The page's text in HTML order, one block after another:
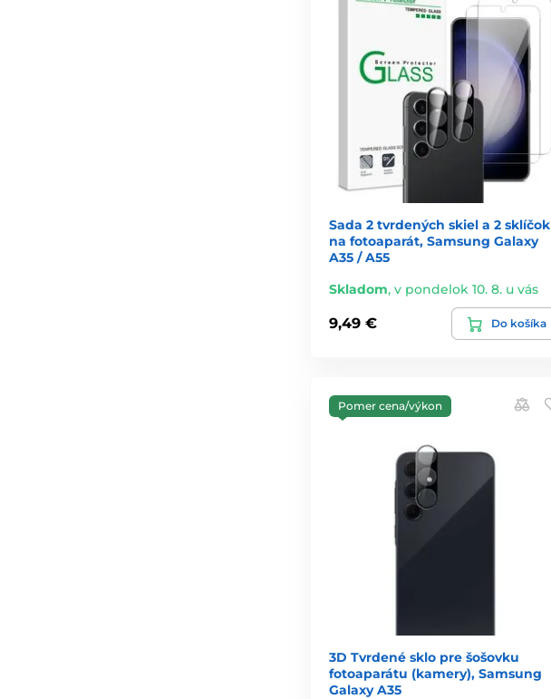
Sada 2 tvrdených skiel a 2 sklíčok
na fotoaparát, Samsung Galaxy
A35 / A55
Skladom, v pondelok 10. 8. u vás
9,49 € Do košíka
Pomer cena/výkon
3D Tvrdené sklo pre šošovku
fotoaparátu (kamery), Samsung
Galaxy A35